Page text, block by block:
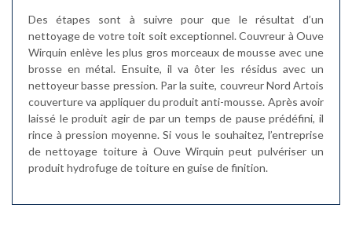
Des étapes sont à suivre pour que le résultat d’un
nettoyage de votre toit soit exceptionnel. Couvreur à Ouve
Wirquin enlève les plus gros morceaux de mousse avec une
brosse en métal. Ensuite, il va ôter les résidus avec un
nettoyeur basse pression. Par la suite, couvreur Nord Artois
couverture va appliquer du produit anti-mousse. Après avoir
laissé le produit agir de par un temps de pause prédéfini, il
rince à pression moyenne. Si vous le souhaitez, l’entreprise
de nettoyage toiture à Ouve Wirquin peut pulvériser un
produit hydrofuge de toiture en guise de finition.